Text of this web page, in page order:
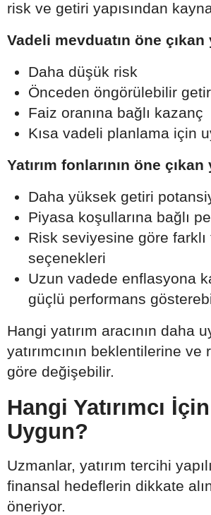
risk ve getiri yapısından
Vadeli mevduatın öne
Daha düşük risk
Önceden öngörülebilir
Faiz oranına bağlı kazanç
Kısa vadeli planlama için
Yatırım fonlarının öne
Daha yüksek getiri
Piyasa koşullarına bağlı
Risk seviyesine göre farklı
seçenekleri
Uzun vadede enflasyona
güçlü performans
Hangi yatırım aracının daha
yatırımcının beklentilerine ve
göre değişebilir.
Hangi Yatırımcı
Uygun?
Uzmanlar, yatırım tercihi
finansal hedeflerin dikkate
öneriyor.